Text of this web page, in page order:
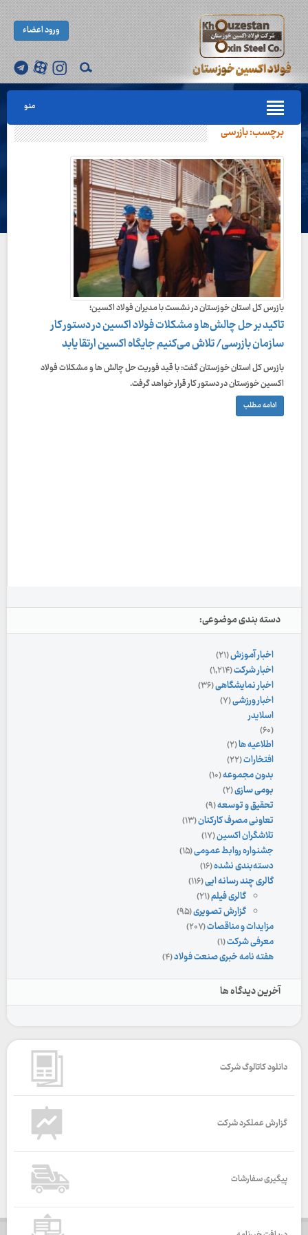
ورود اعضاء
منو
برچسب:بازرسی
بازرس کل استان خوزستان در نشست با مدیران فولاد اکسین؛
تاکید بر حل چالش‌ها و مشکلات فولاد اکسین در دستور کار
سازمان بازرسی/ تلاش می‌کنیم جایگاه اکسین ارتقا یابد
بازرس کل استان خوزستان گفت: با قید فوریت حل چالش ها و مشکلات فولاد
اکسین خوزستان در دستور کار قرار خواهد گرفت.
ادامه مطلب
دسته بندی موضوعی:
اخبار آموزش(۲۱)
اخبار شرکت(۱,۲۱۴)
اخبار نمایشگاهی(۳۶)
اخبار ورزشی(۷)
اسلایدر
(۶۰)
اطلاعیه ها(۲)
افتخارات(۲۲)
بدون مجموعه(۱۰)
بومی سازی(۲)
تحقیق و توسعه(۹)
تعاونی مصرف کارکنان(۱۳)
تلاشگران اکسین(۱۷)
جشنواره روابط عمومی(۱۵)
دسته‌بندی نشده(۱۶)
گالری چند رسانه ایی(۱۱۶)
گالری فیلم(۲۱)
گزارش تصویری(۹۵)
مزایدات و مناقصات(۲۰۷)
معرفی شرکت(۱)
هفته نامه خبری صنعت فولاد(۴)
آخرین دیدگاه ها
دانلود کاتالوگ شرکت
گزارش عملکرد شرکت
پیگیری سفارشات